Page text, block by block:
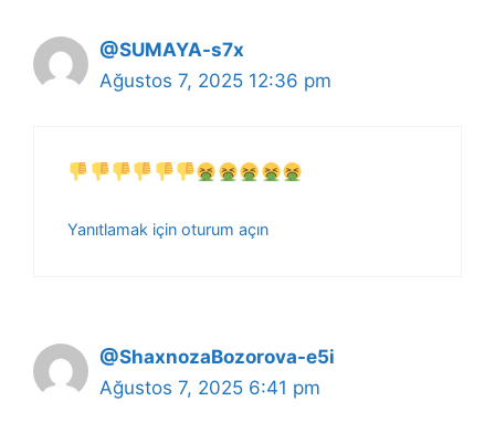
@SUMAYA-s7x
Ağustos 7, 2025 12:36 pm
Yanıtlamak için oturum açın
@ShaxnozaBozorova-e5i
Ağustos 7, 2025 6:41 pm